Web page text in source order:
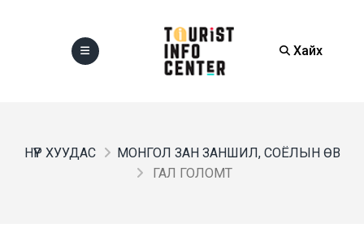
Хайх
НҮҮР ХУУДАС
МОНГОЛ ЗАН ЗАНШИЛ, СОЁЛЫН ӨВ
ГАЛ ГОЛОМТ